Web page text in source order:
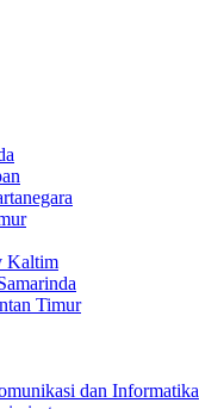
Kaltim
Timur
dan Informatika